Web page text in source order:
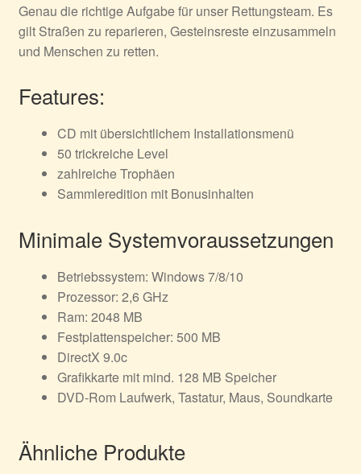
Genau die richtige Aufgabe für unser Rettungsteam. Es
gilt Straßen zu reparieren, Gesteinsreste einzusammeln
und Menschen zu retten.
Features:
CD mit übersichtlichem Installationsmenü
50 trickreiche Level
zahlreiche Trophäen
Sammleredition mit Bonusinhalten
Minimale Systemvoraussetzungen
Betriebssystem: Windows 7/8/10
Prozessor: 2,6 GHz
Ram: 2048 MB
Festplattenspeicher: 500 MB
DirectX 9.0c
Grafikkarte mit mind. 128 MB Speicher
DVD-Rom Laufwerk, Tastatur, Maus, Soundkarte
Ähnliche Produkte